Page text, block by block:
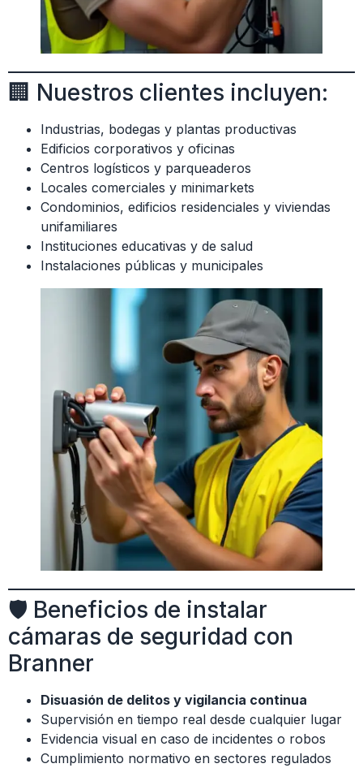
🏢 Nuestros clientes incluyen:
Industrias, bodegas y plantas productivas
Edificios corporativos y oficinas
Centros logísticos y parqueaderos
Locales comerciales y minimarkets
Condominios, edificios residenciales y viviendas
unifamiliares
Instituciones educativas y de salud
Instalaciones públicas y municipales
🛡 Beneficios de instalar
cámaras de seguridad con
Branner
Disuasión de delitos y vigilancia continua
Supervisión en tiempo real desde cualquier lugar
Evidencia visual en caso de incidentes o robos
Cumplimiento normativo en sectores regulados